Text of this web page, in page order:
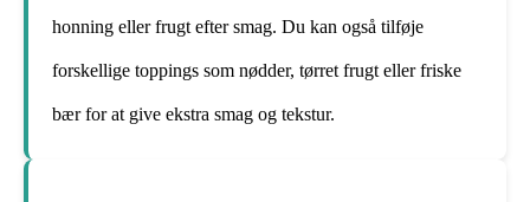
honning eller frugt efter smag. Du kan også tilføje
forskellige toppings som nødder, tørret frugt eller friske
bær for at give ekstra smag og tekstur.